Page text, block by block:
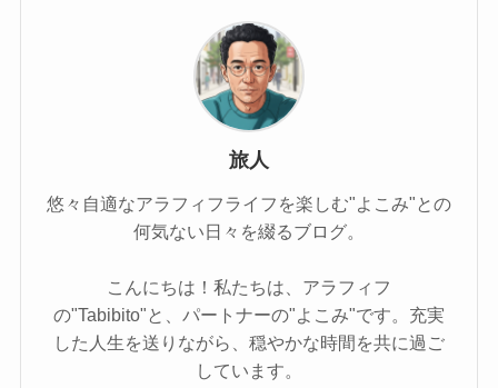
旅人
悠々自適なアラフィフライフを楽しむ"よこみ"との
何気ない日々を綴るブログ。
こんにちは！私たちは、アラフィフ
の"Tabibito"と、パートナーの"よこみ"です。充実
した人生を送りながら、穏やかな時間を共に過ご
しています。